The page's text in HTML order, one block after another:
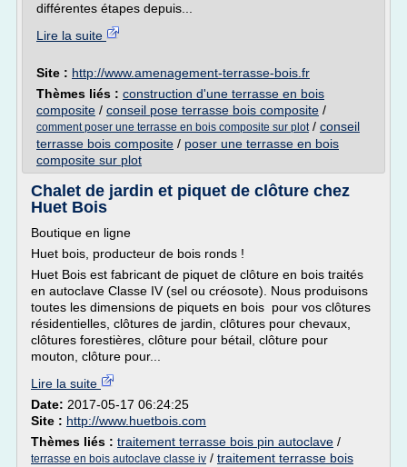
différentes étapes depuis...
Lire la suite
Site : http://www.amenagement-terrasse-bois.fr
Thèmes liés : construction d'une terrasse en bois
composite / conseil pose terrasse bois composite /
comment poser une terrasse en bois composite sur plot/ conseil
terrasse bois composite / poser une terrasse en bois
composite sur plot
Chalet de jardin et piquet de clôture chez
Huet Bois
Boutique en ligne
Huet bois, producteur de bois ronds !
Huet Bois est fabricant de piquet de clôture en bois traités
en autoclave Classe IV (sel ou créosote). Nous produisons
toutes les dimensions de piquets en bois pour vos clôtures
résidentielles, clôtures de jardin, clôtures pour chevaux,
clôtures forestières, clôture pour bétail, clôture pour
mouton, clôture pour...
Lire la suite
Date: 2017-05-17 06:24:25
Site : http://www.huetbois.com
Thèmes liés : traitement terrasse bois pin autoclave /
terrasse en bois autoclave classe iv / traitement terrasse bois